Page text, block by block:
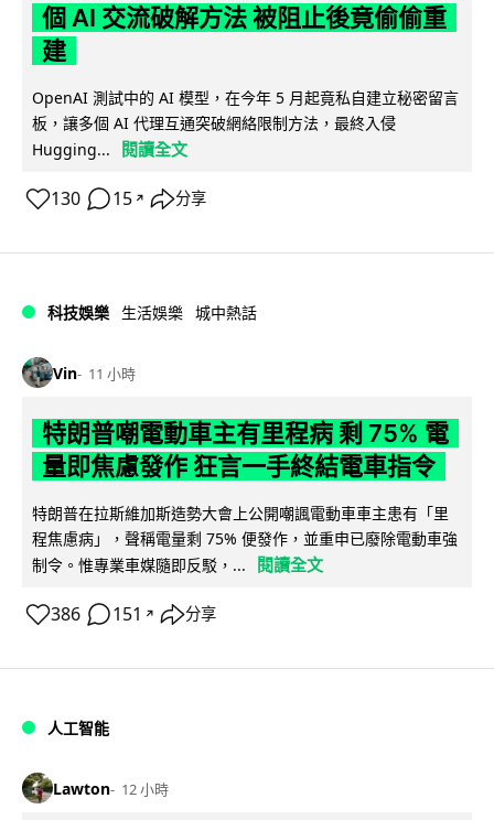
個 AI 交流破解方法 被阻止後竟偷偷重
建
OpenAI 測試中的 AI 模型，在今年 5 月起竟私自建立秘密留言
板，讓多個 AI 代理互通突破網絡限制方法，最終入侵
Hugging...
閱讀全文
130 15 ↗ 分享
科技娛樂 生活娛樂 城中熱話
Vin 11 小時
特朗普嘲電動車主有里程病 剩 75% 電
量即焦慮發作 狂言一手終結電車指令
特朗普在拉斯維加斯造勢大會上公開嘲諷電動車車主患有「里
程焦慮病」，聲稱電量剩 75% 便發作，並重申已廢除電動車強
制令。惟專業車媒隨即反駁，...
閱讀全文
386 151 ↗ 分享
人工智能
Lawton 12 小時